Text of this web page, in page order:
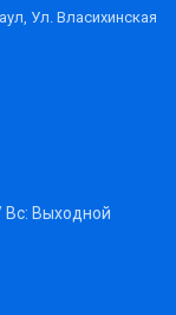
Ул. Власихинская
Вс: Выходной